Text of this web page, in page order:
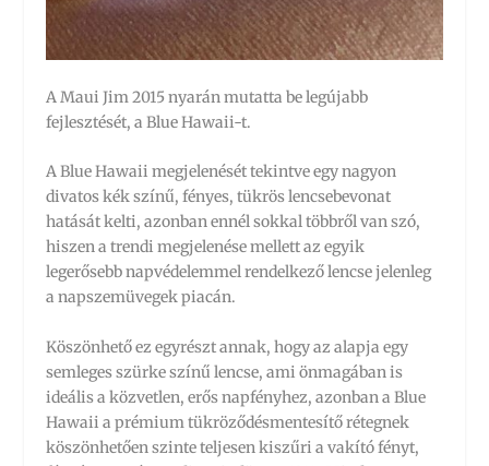
A Maui Jim 2015 nyarán mutatta be legújabb
fejlesztését, a Blue Hawaii-t.
A Blue Hawaii megjelenését tekintve egy nagyon
divatos kék színű, fényes, tükrös lencsebevonat
hatását kelti, azonban ennél sokkal többről van szó,
hiszen a trendi megjelenése mellett az egyik
legerősebb napvédelemmel rendelkező lencse jelenleg
a napszemüvegek piacán.
Köszönhető ez egyrészt annak, hogy az alapja egy
semleges szürke színű lencse, ami önmagában is
ideális a közvetlen, erős napfényhez, azonban a Blue
Hawaii a prémium tükröződésmentesítő rétegnek
köszönhetően szinte teljesen kiszűri a vakító fényt,